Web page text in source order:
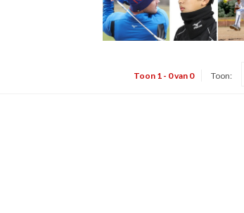
Toon 1 - 0 van 0 Toon: